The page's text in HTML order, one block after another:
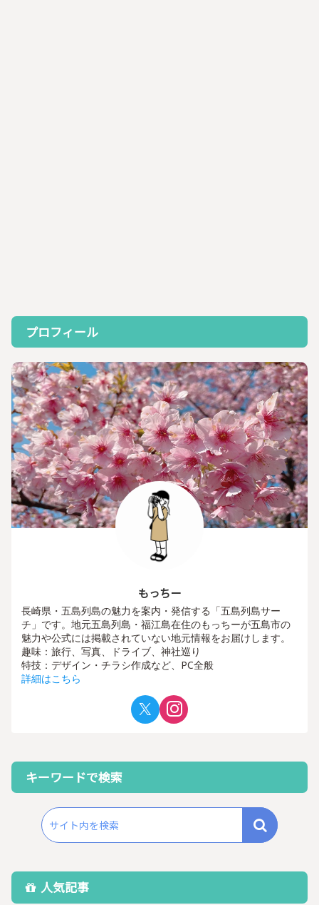
プロフィール
もっちー
長崎県・五島列島の魅力を案内・発信する「五島列島サー
チ」です。地元五島列島・福江島在住のもっちーが五島市の
魅力や公式には掲載されていない地元情報をお届けします。
趣味：旅行、写真、ドライブ、神社巡り
特技：デザイン・チラシ作成など、PC全般
詳細はこちら
キーワードで検索
人気記事